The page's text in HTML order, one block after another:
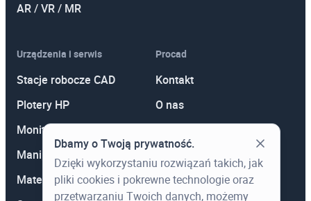
AR / VR / MR
Urządzenia i serwis
Stacje robocze CAD
Plotery HP
Monitory
Manipulatory 3D
Materiały eksploatacyjne
Procad
Kontakt
O nas
Promocje
Aktualności
Dbamy o Twoją prywatność.
Dzięki wykorzystaniu rozwiązań takich, jak
pliki cookies i pokrewne technologie oraz
przetwarzaniu Twoich danych, możemy